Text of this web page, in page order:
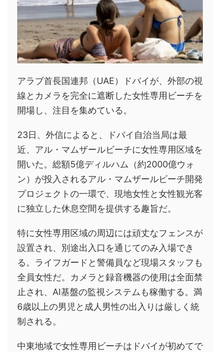
アラブ首長国連邦（UAE）ドバイが、外部の視
線とカメラを完全に遮断した女性専用ビーチを
開場し、注目を集めている。
23日、外信によると、ドバイ自治当局は最
近、アル・マムザールビーチに女性専用区域を
開いた。総額5億ディルハム（約2000億ウォ
ン）が投入されるアル・マムザールビーチ開発
プロジェクトの一環で、現地女性と女性観光客
に独立した休息空間を提供する趣旨だ。
特に女性専用区域の周辺には頑丈なフェンスが
設置され、別途出入口を通じてのみ入場でき
る。ライフガードと警備員など現場スタッフも
全員女性だ。カメラと録音機器の使用は全面禁
止され、AI基盤の監視システムも稼働する。満
6歳以上の男児と成人男性の出入りは厳しく統
制される。
中東地域で女性専用ビーチはドバイが初めてで